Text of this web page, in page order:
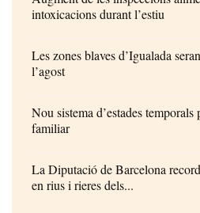
intoxicacions durant l’estiu
Les zones blaves d’Igualada
l’agost
Nou sistema d’estades
familiar
La Diputació de Barcelona
en rius i rieres dels...